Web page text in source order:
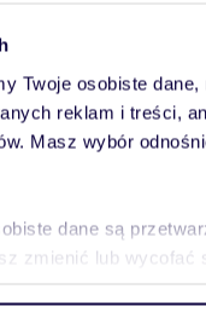
Twoje osobiste
reklam i treści,
Masz wybór
dane są
zmienić lub wycofać